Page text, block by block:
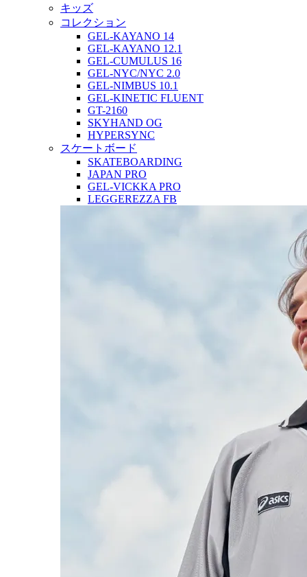
キッズ
コレクション
GEL-KAYANO 14
GEL-KAYANO 12.1
GEL-CUMULUS 16
GEL-NYC/NYC 2.0
GEL-NIMBUS 10.1
GEL-KINETIC FLUENT
GT-2160
SKYHAND OG
HYPERSYNC
スケートボード
SKATEBOARDING
JAPAN PRO
GEL-VICKKA PRO
LEGGEREZZA FB